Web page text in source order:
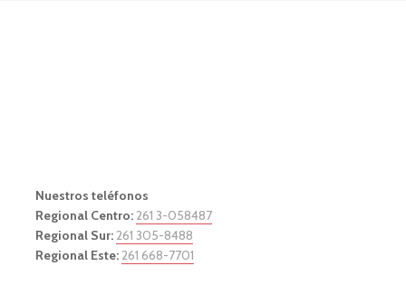
Nuestros teléfonos
Regional Centro: 261 3-058487
Regional Sur: 261 305-8488
Regional Este: 261 668-7701